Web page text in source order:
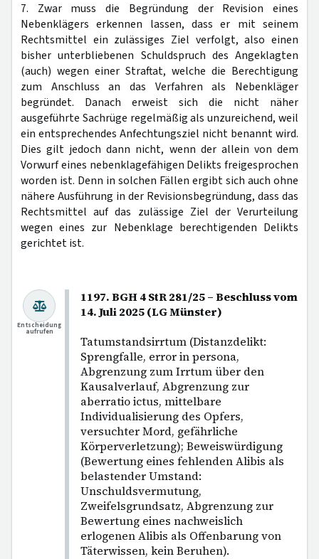
7. Zwar muss die Begründung der Revision eines
Nebenklägers erkennen lassen, dass er mit seinem
Rechtsmittel ein zulässiges Ziel verfolgt, also einen
bisher unterbliebenen Schuldspruch des Angeklagten
(auch) wegen einer Straftat, welche die Berechtigung
zum Anschluss an das Verfahren als Nebenkläger
begründet. Danach erweist sich die nicht näher
ausgeführte Sachrüge regelmäßig als unzureichend, weil
ein entsprechendes Anfechtungsziel nicht benannt wird.
Dies gilt jedoch dann nicht, wenn der allein von dem
Vorwurf eines nebenklagefähigen Delikts freigesprochen
worden ist. Denn in solchen Fällen ergibt sich auch ohne
nähere Ausführung in der Revisionsbegründung, dass das
Rechtsmittel auf das zulässige Ziel der Verurteilung
wegen eines zur Nebenklage berechtigenden Delikts
gerichtet ist.
1197. BGH 4 StR 281/25 – Beschluss vom
14. Juli 2025 (LG Münster)
Tatumstandsirrtum (Distanzdelikt:
Sprengfalle, error in persona,
Abgrenzung zum Irrtum über den
Kausalverlauf, Abgrenzung zur
aberratio ictus, mittelbare
Individualisierung des Opfers,
versuchter Mord, gefährliche
Körperverletzung); Beweiswürdigung
(Bewertung eines fehlenden Alibis als
belastender Umstand:
Unschuldsvermutung,
Zweifelsgrundsatz, Abgrenzung zur
Bewertung eines nachweislich
erlogenen Alibis als Offenbarung von
Täterwissen, kein Beruhen).
Entscheidung
aufrufen